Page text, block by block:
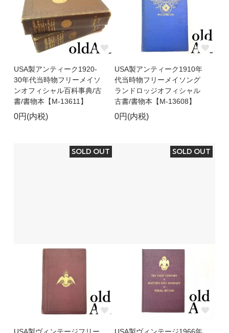
USA製アンティーク1920-
30年代当時物フリーメイソ
ンオフィシャル百科事典/古
書/書物本【M-13611】
0円(内税)
USA製アンティーク1910年
代当時物フリーメイソング
ランドロッジオフィシャル
古書/書物本【M-13608】
0円(内税)
SOLD OUT SOLD OUT